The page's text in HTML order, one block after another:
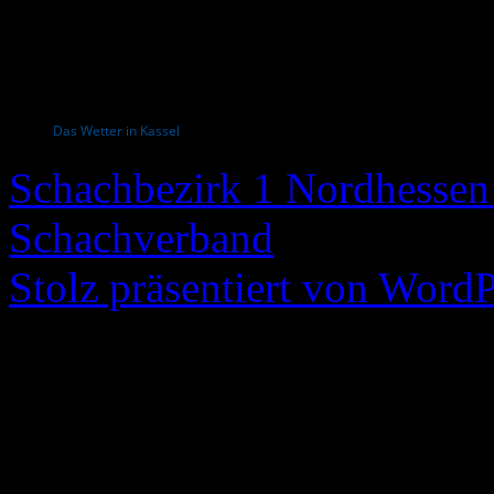
Das Wetter in Kassel
Schachbezirk 1
Schachverband
Stolz präsentiert von